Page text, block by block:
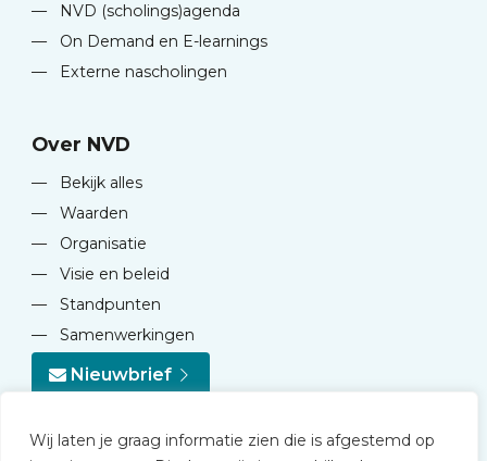
Wij laten je graag informatie zien die is afgestemd op
—
NVD (scholings)agenda
—
On Demand en E-learnings
—
Externe nascholingen
Over NVD
—
Bekijk alles
—
Waarden
—
Organisatie
—
Visie en beleid
—
Standpunten
—
Samenwerkingen
Nieuwbrief